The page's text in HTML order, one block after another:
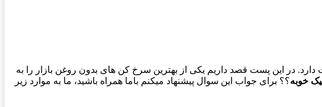
در این پست قصد داریم یکی از بهترین سرخ کن های بدون روغن بازار را به
خوبه؟؟ برای جواب این سوال پیشنهاد میکنم باما همراه باشید، ما به موارد زیر